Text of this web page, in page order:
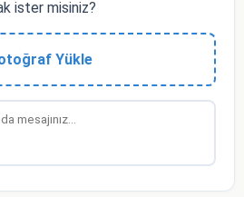
ister misiniz?
Yükle